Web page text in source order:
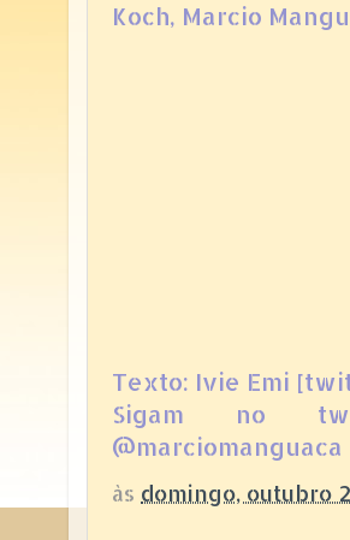
Koch, Marcio
Texto: Ivie Emi
Sigam no
@marciomanguaca
às domingo, outubro